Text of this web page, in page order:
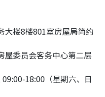
大楼8楼801室房屋局简约
屋委员会客务中心第二层
09:00-18:00（星期六、日